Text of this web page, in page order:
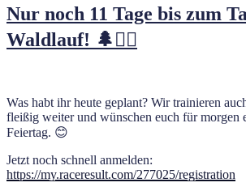
Nur noch 11 Tage bis zum
Waldlauf! 🌲🏃‍♂️
Was habt ihr heute geplant? Wir trainieren
fleißig weiter und wünschen euch für morgen
Feiertag. 😊
Jetzt noch schnell anmelden:
https://my.raceresult.com/277025/registration